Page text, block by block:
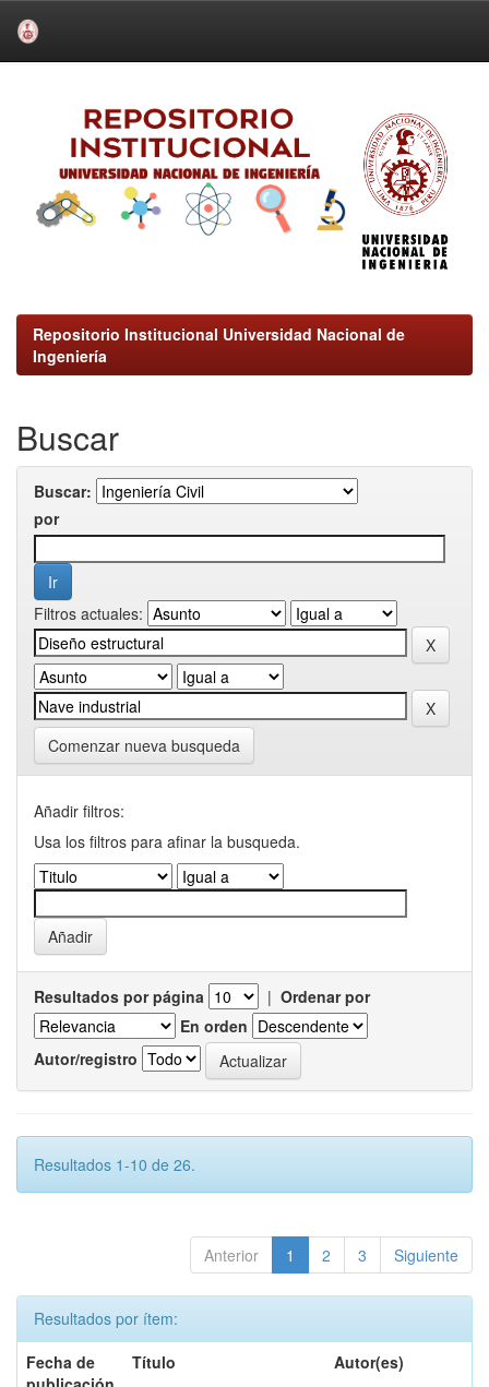
Repositorio Institucional Universidad Nacional de
Ingeniería
Buscar
Buscar:
por
Filtros actuales:
Comenzar nueva busqueda
Añadir filtros:
Usa los filtros para afinar la busqueda.
Resultados por página | Ordenar por
En orden
Autor/registro
Resultados 1-10 de 26.
Anterior 1 2 3 Siguiente
Resultados por ítem:
Fecha de
Título Autor(es)